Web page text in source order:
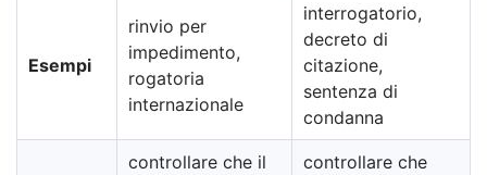
Esempi
rinvio per
impedimento,
rogatoria
internazionale
interrogatorio,
decreto di
citazione,
sentenza di
condanna
controllare che il
controllare che